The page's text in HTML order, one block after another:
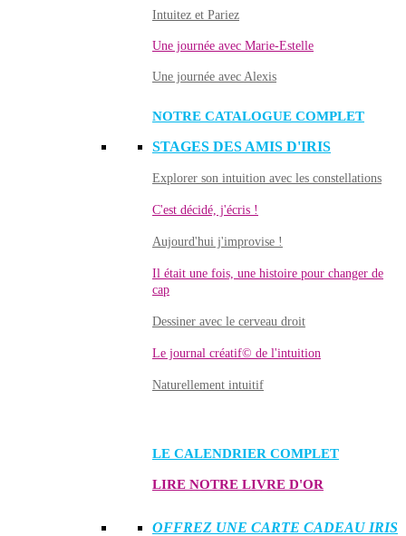
Intuitez et Pariez
Une journée avec Marie-Estelle
Une journée avec Alexis
NOTRE CATALOGUE COMPLET
STAGES DES AMIS D'IRIS
Explorer son intuition avec les constellations
C'est décidé, j'écris !
Aujourd'hui j'improvise !
Il était une fois, une histoire pour changer de
cap
Dessiner avec le cerveau droit
Le journal créatif© de l'intuition
Naturellement intuitif
LE CALENDRIER COMPLET
LIRE NOTRE LIVRE D'OR
OFFREZ UNE CARTE CADEAU IRIS